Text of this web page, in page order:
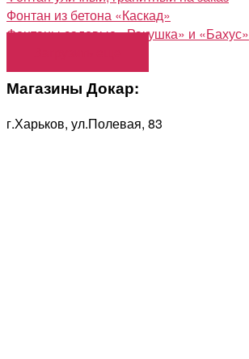
Фонтан из бетона «Каскад»
Фонтаны садовые «Ракушка» и «Бахус»
Магазины Докар:
г.Харьков, ул.Полевая, 83